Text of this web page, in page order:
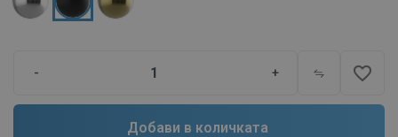
- + favorite_border
Добави в количката